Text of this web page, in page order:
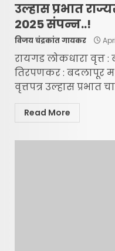
उल्हास प्रभात
2025 संपन्न..!
विजय चंद्रकांत गायकर
रायगड लोकधारा वृत्त
तिरपणकर : बदलापूर
वृत्तपत्र उल्हास प्रभात
Read More